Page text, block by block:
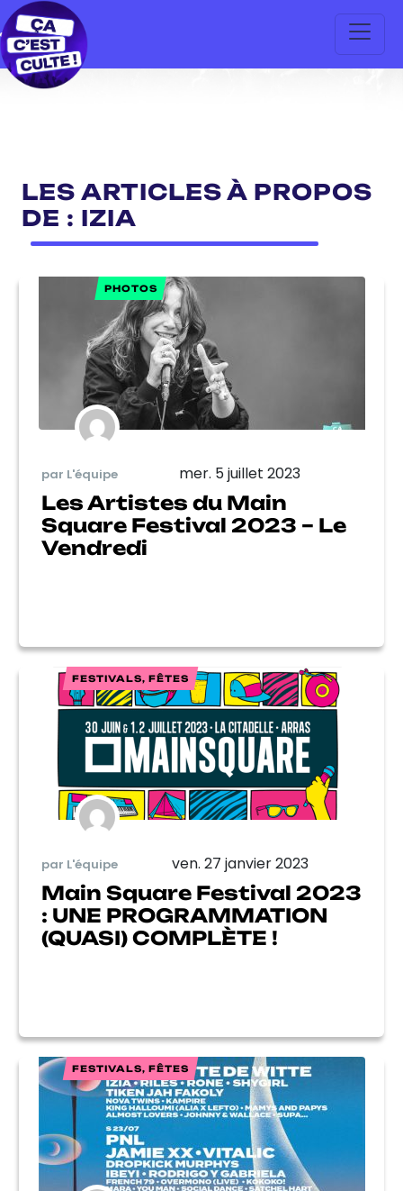
LES ARTICLES À PROPOS
DE : IZIA
PHOTOS
par L'équipe mer. 5 juillet 2023
Les Artistes du Main
Square Festival 2023 – Le
Vendredi
FESTIVALS, FÊTES
par L'équipe ven. 27 janvier 2023
Main Square Festival 2023
: UNE PROGRAMMATION
(QUASI) COMPLÈTE !
FESTIVALS, FÊTES